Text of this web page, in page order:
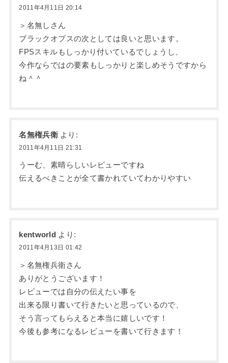
2011年4月11日 20:14
＞名無しさん
ブラックオプスの次としては良いと思います。
FPSスキルもしっかり付いているでしょうし、
今作ならではの要素もしっかりと楽しめそうですから
ね＾＾
名無権兵衛 より:
2011年4月11日 21:31
うーむ、素晴らしいレビューですね
伝えるべきことが全て書かれていてわかりやすい
kentworld より:
2011年4月13日 01:42
＞名無権兵衛さん
ありがとうございます！
レビューでは自分の伝えたい事を
出来る限り書いて行きたいと思っているので、
そう言ってもらえると本当に嬉しいです！
今後も参考になるレビューを書いて行きます！